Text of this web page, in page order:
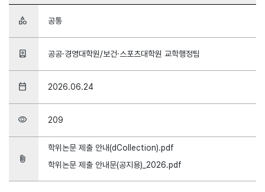
category 공통
person_book 공공·경영대학원/보건·스포츠대학원 교학행정팀
date_range 2026.06.24
visibility 209
attach_file
학위논문 제출 안내(dCollection).pdf
학위논문 제출 안내문(공지용)_2026.pdf